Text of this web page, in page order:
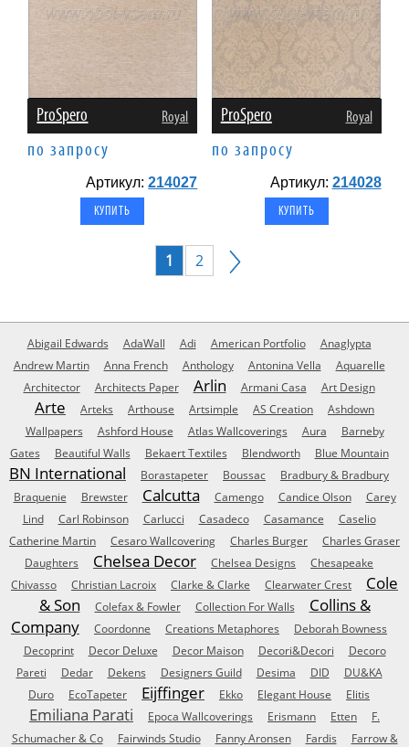
ProSpero Royal
по запросу
Артикул:214027
ProSpero Royal
по запросу
Артикул: 214028
1 2
Abigail Edwards AdaWall Adi American Portfolio
Anaglypta
Andrew Martin
Anna French Anthology Antonina Vella
Aquarelle
Architector
Architects Paper Arlin Armani Casa Art Design
Arte Arteks Arthouse Artsimple AS Creation
Ashdown
Wallpapers
Ashford House Atlas Wallcoverings Aura
Barneby
Gates
Beautiful Walls Bekaert Textiles Blendworth Blue Mountain
BN International Borastapeter Boussac
Bradbury & Bradbury
Braquenie
Brewster Calcutta Camengo Candice Olson
Carey
Lind
Carl Robinson Carlucci Casadeco Casamance
Caselio
Catherine Martin
Cesaro Wallcovering Charles Burger
Charles Graser
Daughters
Chelsea Decor Chelsea Designs
Chesapeake
Chivasso
Christian Lacroix Clarke & Clarke Clearwater Crest
Cole
& Son
Colefax & Fowler Collection For Walls
Collins &
Company
Coordonne Creations Metaphores
Deborah Bowness
Decoprint
Decor Deluxe Decor Maison Decori&Decori
Decoro
Pareti
Dedar Dekens Designers Guild Desima DID
DU&KA
Duro
EcoTapeter Eijffinger Ekko Elegant House Elitis
Emiliana Parati Epoca Wallcoverings Erismann Etten
F.
Schumacher & Co
Fairwinds Studio Fanny Aronsen Fardis
Farrow &